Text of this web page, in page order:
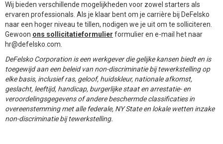
Wij bieden verschillende mogelijkheden voor zowel starters als
ervaren professionals. Als je klaar bent om je carrière bij DeFelsko
naar een hoger niveau te tillen, nodigen we je uit om te solliciteren.
Gewoon ons sollicitatieformulier formulier en e-mail het naar
hr@defelsko.com.
DeFelsko Corporation is een werkgever die gelijke kansen biedt en is
toegewijd aan een beleid van non-discriminatie bij tewerkstelling op
elke basis, inclusief ras, geloof, huidskleur, nationale afkomst,
geslacht, leeftijd, handicap, burgerlijke staat en arrestatie- en
veroordelingsgegevens of andere beschermde classificaties in
overeenstemming met alle federale, NY State en lokale wetten inzake
non-discriminatie bij tewerkstelling.